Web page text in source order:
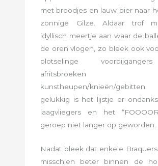
met broodjes en lauw bier naar
zonnige Gilze. Aldaar trof
idyllisch meertje aan waar de
de oren vlogen, zo bleek ook
plotselinge
kunstheupen/knieën/
gelukkig is het lijstje er
laagvliegers en het
geroep niet langer op geworden.
Nadat bleek dat enkele
misschien beter binnen de